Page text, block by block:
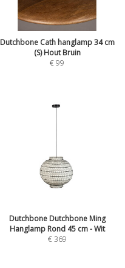
Dutchbone Cath hanglamp 34 cm
(S) Hout Bruin
€99
Dutchbone Dutchbone Ming
Hanglamp Rond 45 cm - Wit
€369